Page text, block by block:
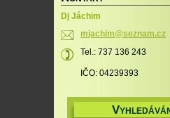
Dj Jáchim
mjachim@seznam.cz
Tel.: 737 136 243
IČO: 04239393
V